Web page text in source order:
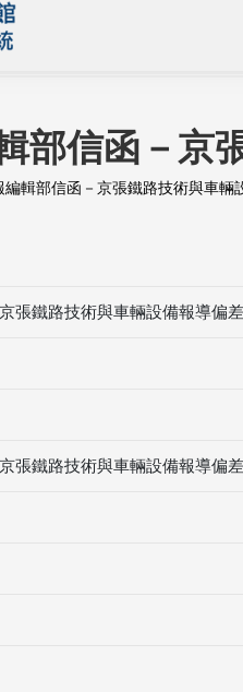
部信函－京
編輯部信函－京張鐵路技術與車輛
張鐵路技術與車輛設備報導偏
張鐵路技術與車輛設備報導偏